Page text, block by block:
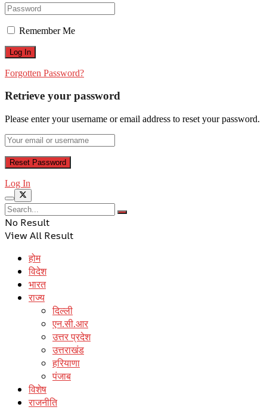
Remember Me
Forgotten Password?
Retrieve your password
Please enter your username or email address to reset your password.
Log In
No Result
View All Result
होम
विदेश
भारत
राज्य
दिल्ली
एन.सी.आर
उत्तर प्रदेश
उत्तराखंड
हरियाणा
पंजाब
विशेष
राजनीति